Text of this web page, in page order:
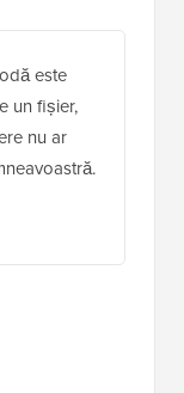
este
un fișier,
nu ar